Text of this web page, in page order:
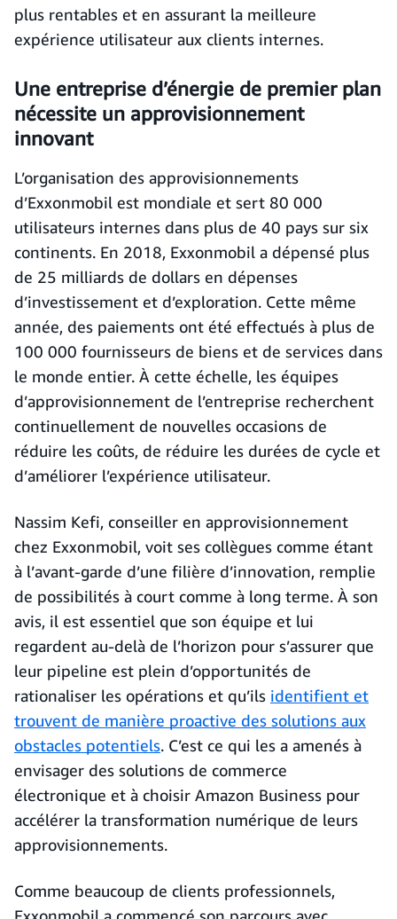
plus rentables et en assurant la meilleure
expérience utilisateur aux clients internes.
Une entreprise d’énergie de premier plan
nécessite un approvisionnement
innovant
L’organisation des approvisionnements
d’Exxonmobil est mondiale et sert 80 000
utilisateurs internes dans plus de 40 pays sur six
continents. En 2018, Exxonmobil a dépensé plus
de 25 milliards de dollars en dépenses
d’investissement et d’exploration. Cette même
année, des paiements ont été effectués à plus de
100 000 fournisseurs de biens et de services dans
le monde entier. À cette échelle, les équipes
d’approvisionnement de l’entreprise recherchent
continuellement de nouvelles occasions de
réduire les coûts, de réduire les durées de cycle et
d’améliorer l’expérience utilisateur.
Nassim Kefi, conseiller en approvisionnement
chez Exxonmobil, voit ses collègues comme étant
à l’avant-garde d’une filière d’innovation, remplie
de possibilités à court comme à long terme. À son
avis, il est essentiel que son équipe et lui
regardent au-delà de l’horizon pour s’assurer que
leur pipeline est plein d’opportunités de
rationaliser les opérations et qu’ils identifient et
trouvent de manière proactive des solutions aux
obstacles potentiels. C’est ce qui les a amenés à
envisager des solutions de commerce
électronique et à choisir Amazon Business pour
accélérer la transformation numérique de leurs
approvisionnements.
Comme beaucoup de clients professionnels,